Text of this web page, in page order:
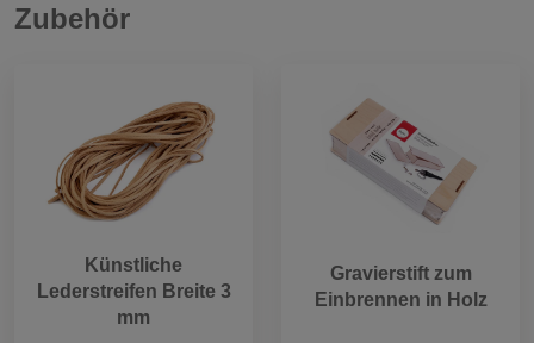
Zubehör
Künstliche
Lederstreifen Breite 3
mm
Gravierstift zum
Einbrennen in Holz